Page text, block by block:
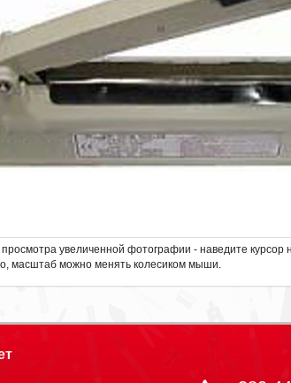
увеличенной фотографии - наведите курсор
масштаб можно менять колесиком мыши.